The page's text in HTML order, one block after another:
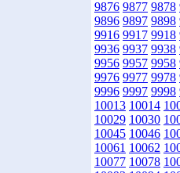
9876 9877 9878
9896 9897 9898
9916 9917 9918
9936 9937 9938
9956 9957 9958
9976 9977 9978
9996 9997 9998
10013 10014
10029 10030
10045 10046
10061 10062
10077 10078